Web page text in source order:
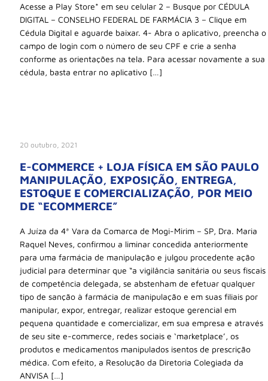
Acesse a Play Store* em seu celular 2 – Busque por CÉDULA
DIGITAL – CONSELHO FEDERAL DE FARMÁCIA 3 – Clique em
Cédula Digital e aguarde baixar. 4- Abra o aplicativo, preencha o
campo de login com o número de seu CPF e crie a senha
conforme as orientações na tela. Para acessar novamente a sua
cédula, basta entrar no aplicativo […]
20 outubro, 2021
E-COMMERCE + LOJA FÍSICA EM SÃO PAULO
MANIPULAÇÃO, EXPOSIÇÃO, ENTREGA,
ESTOQUE E COMERCIALIZAÇÃO, POR MEIO
DE “ECOMMERCE”
A Juíza da 4ª Vara da Comarca de Mogi-Mirim – SP, Dra. Maria
Raquel Neves, confirmou a liminar concedida anteriormente
para uma farmácia de manipulação e julgou procedente ação
judicial para determinar que “a vigilância sanitária ou seus fiscais
de competência delegada, se abstenham de efetuar qualquer
tipo de sanção à farmácia de manipulação e em suas filiais por
manipular, expor, entregar, realizar estoque gerencial em
pequena quantidade e comercializar, em sua empresa e através
de seu site e-commerce, redes sociais e ‘marketplace’, os
produtos e medicamentos manipulados isentos de prescrição
médica. Com efeito, a Resolução da Diretoria Colegiada da
ANVISA […]